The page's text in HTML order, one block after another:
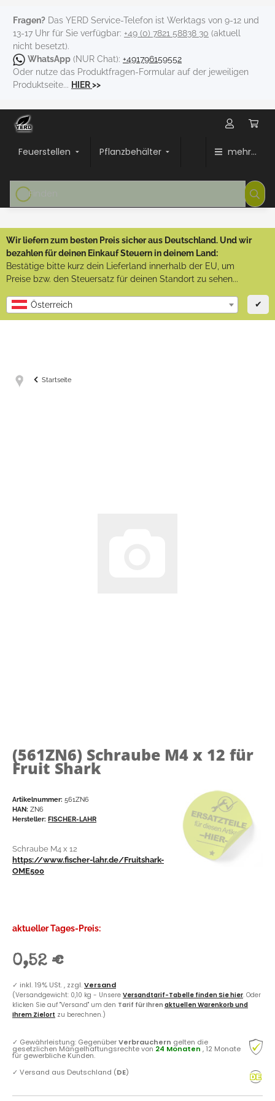
Fragen? Das YERD Service-Telefon ist Werktags von 9-12 und
13-17 Uhr für Sie verfügbar: +49 (0) 7821 58838 30 (aktuell
nicht besetzt).
WhatsApp (NUR Chat): +491796159552
Oder nutze das Produktfragen-Formular auf der jeweiligen
Produktseite... HIER>>
Feuerstellen Pflanzbehälter mehr...
Wir liefern zum besten Preis sicher aus Deutschland. Und wir
bezahlen für deinen Einkauf Steuern in deinem Land:
Bestätige bitte kurz dein Lieferland innerhalb der EU, um
Preise bzw. den Steuersatz für deinen Standort zu sehen...
Österreich ✔
Startseite
(561ZN6) Schraube M4 x 12 für
Fruit Shark
Artikelnummer: 561ZN6
HAN: ZN6
Hersteller: FISCHER-LAHR
Schraube M4 x 12
https://www.fischer-lahr.de/Fruitshark-
OME500
aktueller Tages-Preis:
0,52 €
✓ inkl. 19% USt. , zzgl.Versand
(Versandgewicht: 0,10 kg - Unsere Versandtarif-Tabelle finden Sie hier. Oder
klicken Sie auf "Versand" um den Tarif für Ihren aktuellen Warenkorb und
Ihrem Zielort zu berechnen.)
✓ Gewährleistung: GegenüberVerbrauchern gelten die
gesetzlichen Mängelhaftungsrechte von 24 Monaten , 12 Monate
für gewerbliche Kunden.
✓ Versand aus Deutschland (DE)